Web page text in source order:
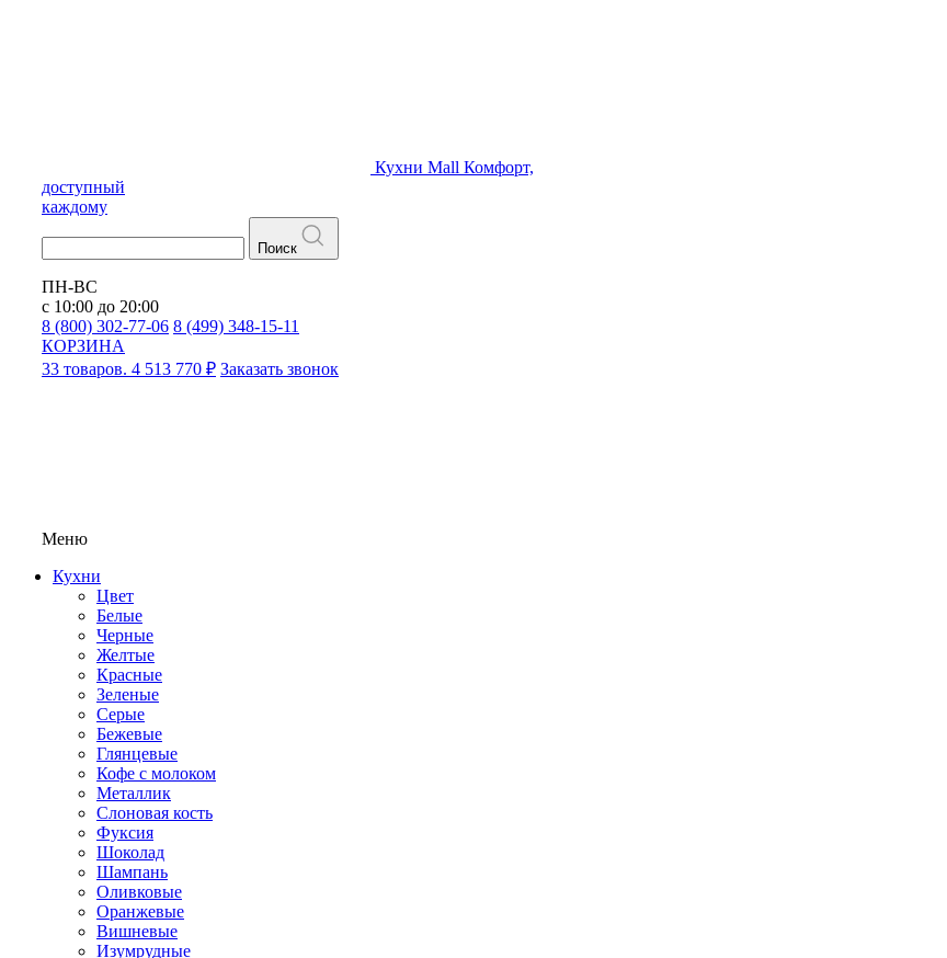
Кухни Mall Комфорт,
доступный
каждому
Поиск
ПН-ВС
с 10:00 до 20:00
8 (800) 302-77-06 8 (499) 348-15-11
КОРЗИНА
33 товаров. 4 513 770 ₽ Заказать звонок
Меню
Кухни
Цвет
Белые
Черные
Желтые
Красные
Зеленые
Серые
Бежевые
Глянцевые
Кофе с молоком
Металлик
Слоновая кость
Фуксия
Шоколад
Шампань
Оливковые
Оранжевые
Вишневые
Изумрудные